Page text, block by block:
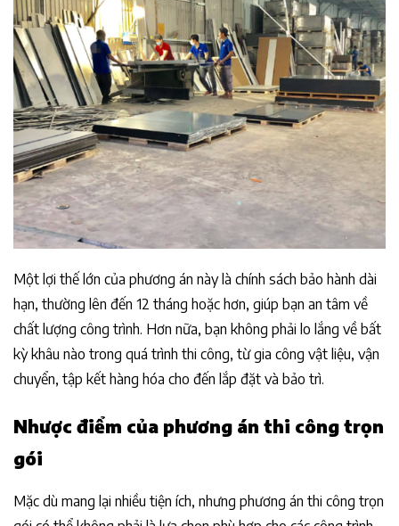
Một lợi thế lớn của phương án này là chính sách bảo hành dài
hạn, thường lên đến 12 tháng hoặc hơn, giúp bạn an tâm về
chất lượng công trình. Hơn nữa, bạn không phải lo lắng về bất
kỳ khâu nào trong quá trình thi công, từ gia công vật liệu, vận
chuyển, tập kết hàng hóa cho đến lắp đặt và bảo trì.
Nhược điểm của phương án thi công trọn
gói
Mặc dù mang lại nhiều tiện ích, nhưng phương án thi công trọn